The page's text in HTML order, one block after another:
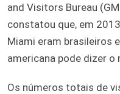
and Visitors Bureau
constatou que, em
Miami eram brasileiros
americana pode dizer o
Os números totais de